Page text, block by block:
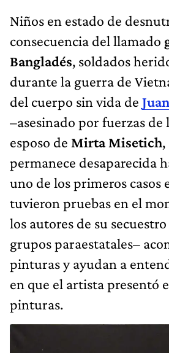
Niños en estado de
consecuencia del llamado
Bangladés, soldados
durante la guerra de
del cuerpo sin vida de
–asesinado por fuerzas de
esposo de Mirta Misetich
permanece desaparecida
uno de los primeros casos
tuvieron pruebas en el
los autores de su
grupos paraestatales–
pinturas y ayudan a
en que el artista presentó
pinturas.